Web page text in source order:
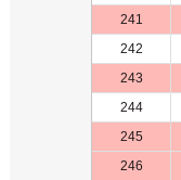
241
242
243
244
245
246